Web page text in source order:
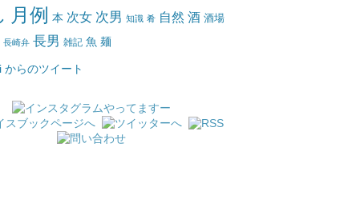
月例 本 次女 次男 知識 肴 自然 酒 酒場
長崎弁 長男 雑記 魚 麺
からのツイート